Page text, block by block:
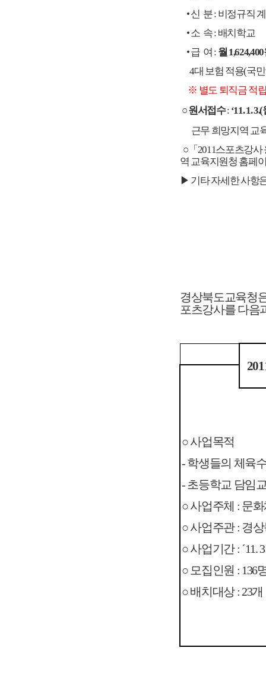
• 신 분 : 비정규직
• 소 속 : 배치학교
• 급 여 : 월
4대 보험 적용(국민
※ 별도 퇴직금 적
○ 원서접수: ‘11. 1.
근무 희망지역 교
○「2011스포츠강
역 교육지원청 홈페
▶ 기타 자세한 사항
경상북도교육청
포츠강사를 다음
○사업목적
-학생들의 체육
- 초등학교 담임
○사업주체 : 문
○ 사업주관 : 경
○사업기간 : ´11.
○ 모집인원 : 136
○ 배치대상 : 23